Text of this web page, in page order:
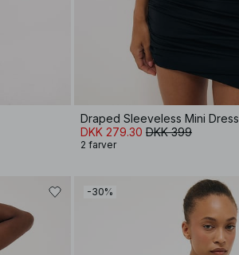
Draped Sleeveless Mini Dress
DKK 279.30 DKK 399
2 farver
-30%